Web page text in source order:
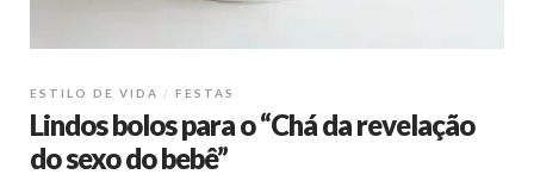
ESTILO DE VIDA FESTAS
Lindos bolos para o “Chá da revelação
do sexo do bebê”